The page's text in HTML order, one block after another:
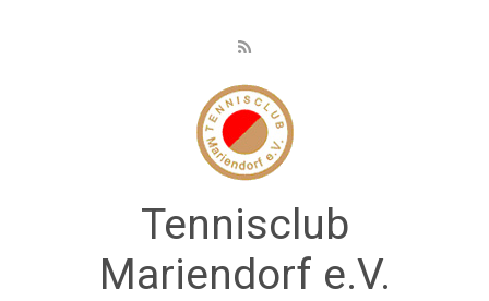
Tennisclub
Mariendorf e.V.